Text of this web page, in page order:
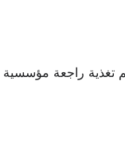
تغذية راجعة مؤسسية